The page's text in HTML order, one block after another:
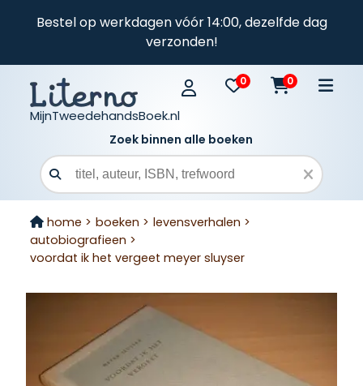
Bestel op werkdagen vóór 14:00, dezelfde dag
verzonden!
MijnTweedehandsBoek.nl
0 0
Zoek binnen alle boeken
Zoekveld
home > boeken > levensverhalen >
autobiografieen >
voordat ik het vergeet meyer sluyser